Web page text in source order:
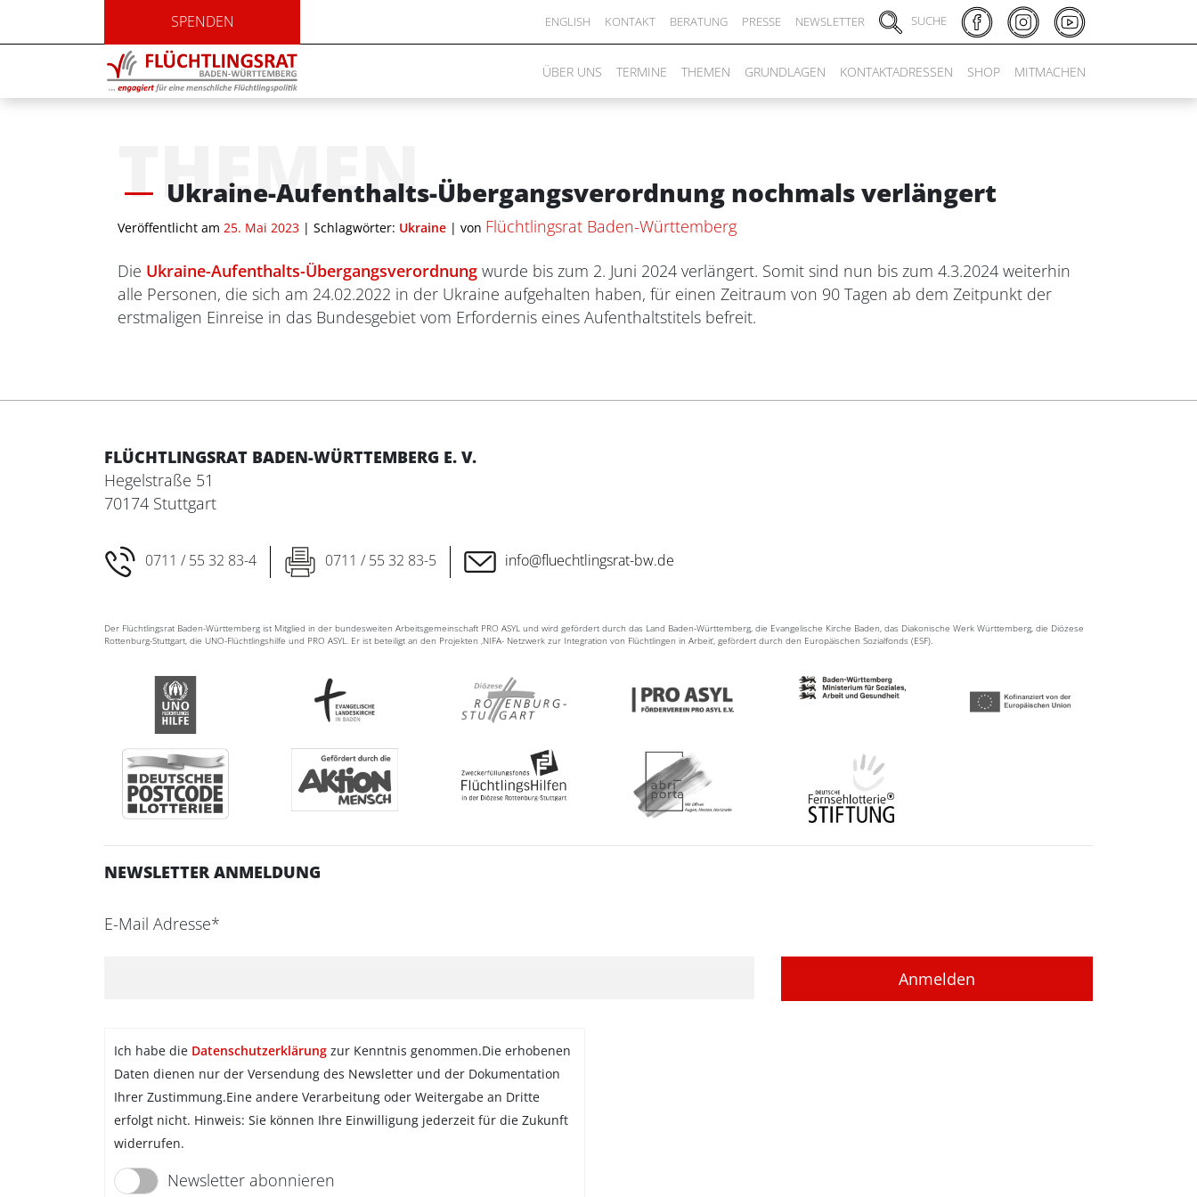
SPENDEN ENGLISH KONTAKT BERATUNG PRESSE NEWSLETTER SUCHE
ÜBER UNS TERMINE THEMEN GRUNDLAGEN KONTAKTADRESSEN SHOP MITMACHEN
THEMEN
Ukraine-Aufenthalts-Übergangsverordnung nochmals verlängert
Veröffentlicht am 25. Mai 2023 | Schlagwörter: Ukraine | von Flüchtlingsrat Baden-Württemberg
Die Ukraine-Aufenthalts-Übergangsverordnung wurde bis zum 2. Juni 2024 verlängert. Somit sind nun bis zum 4.3.2024 weiterhin
alle Personen, die sich am 24.02.2022 in der Ukraine aufgehalten haben, für einen Zeitraum von 90 Tagen ab dem Zeitpunkt der
erstmaligen Einreise in das Bundesgebiet vom Erfordernis eines Aufenthaltstitels befreit.
FLÜCHTLINGSRAT BADEN-WÜRTTEMBERG E. V.
Hegelstraße 51
70174 Stuttgart
0711 / 55 32 83-4 0711 / 55 32 83-5 info@fluechtlingsrat-bw.de
Der Flüchtlingsrat Baden-Württemberg ist Mitglied in der bundesweiten Arbeitsgemeinschaft PRO ASYL und wird gefördert durch das Land Baden-Württemberg, die Evangelische Kirche Baden, das Diakonische Werk Württemberg, die Diözese
Rottenburg-Stuttgart, die UNO-Flüchtlingshilfe und PRO ASYL. Er ist beteiligt an den Projekten ‚NIFA- Netzwerk zur Integration von Flüchtlingen in Arbeit‘, gefördert durch den Europäischen Sozialfonds (ESF).
NEWSLETTER ANMELDUNG
E-Mail Adresse*
Ich habe die Datenschutzerklärung zur Kenntnis genommen.Die erhobenen
Daten dienen nur der Versendung des Newsletter und der Dokumentation
Ihrer Zustimmung.Eine andere Verarbeitung oder Weitergabe an Dritte
erfolgt nicht. Hinweis: Sie können Ihre Einwilligung jederzeit für die Zukunft
widerrufen.
Newsletter abonnieren